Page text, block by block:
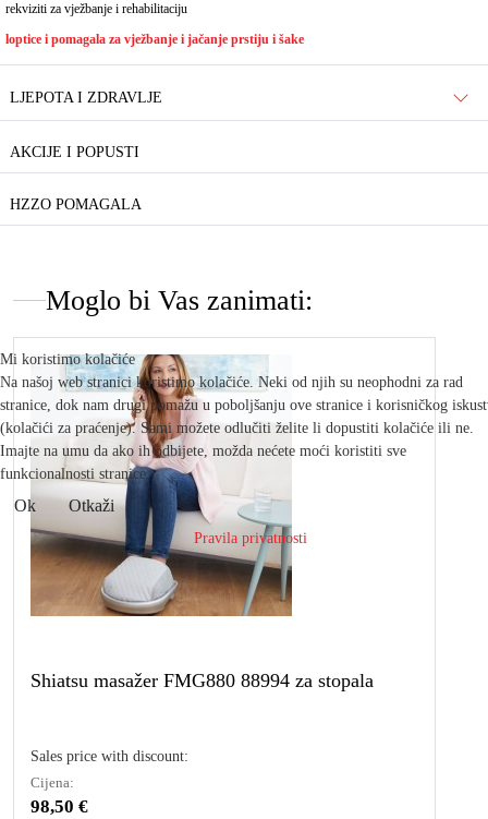
rekviziti za vježbanje i rehabilitaciju
loptice i pomagala za vježbanje i jačanje prstiju i šake
LJEPOTA I ZDRAVLJE
AKCIJE I POPUSTI
HZZO POMAGALA
Moglo bi Vas zanimati:
Shiatsu masažer FMG880 88994 za stopala
Sales price with discount:
Cijena:
98,50 €
Mi koristimo kolačiće
Na našoj web stranici koristimo kolačiće. Neki od njih su neophodni za rad
stranice, dok nam drugi pomažu u poboljšanju ove stranice i korisničkog
(kolačići za praćenje). Sami možete odlučiti želite li dopustiti kolačiće ili ne.
Imajte na umu da ako ih odbijete, možda nećete moći koristiti sve
funkcionalnosti stranice.
Ok Otkaži
Pravila privatnosti